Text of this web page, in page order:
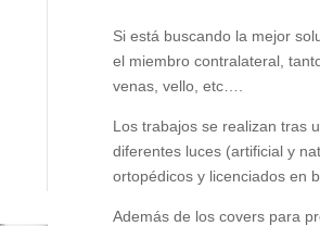
Si está buscando la mejor
el miembro contralateral,
venas, vello, etc….
Los trabajos se realizan tras
diferentes luces (artificial y
ortopédicos y licenciados en
Además de los covers para